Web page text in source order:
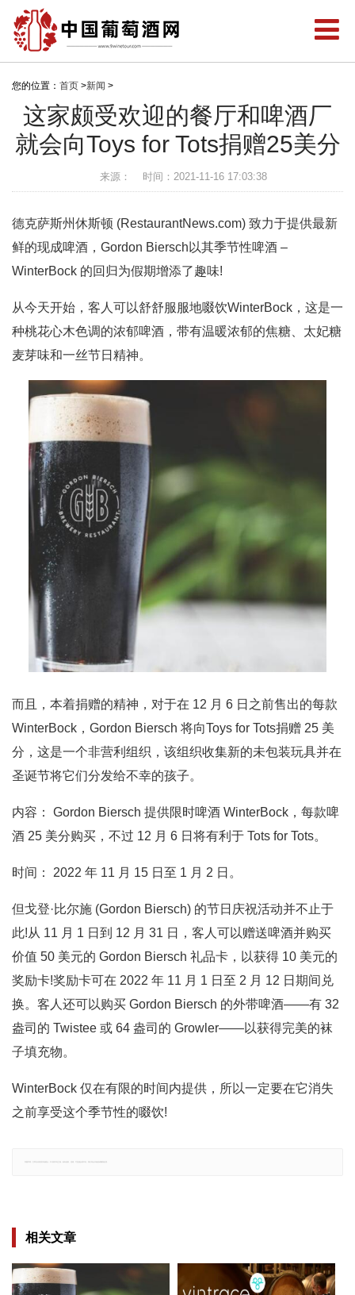
您的位置： 首页 >新闻 >
这家颇受欢迎的餐厅和啤酒厂
就会向Toys for Tots捐赠25美分
来源： 时间：2021-11-16 17:03:38
德克萨斯州休斯顿 (RestaurantNews.com) 致力于提供最新
鲜的现成啤酒，Gordon Biersch以其季节性啤酒 –
WinterBock 的回归为假期增添了趣味!
从今天开始，客人可以舒舒服服地啜饮WinterBock，这是一
种桃花心木色调的浓郁啤酒，带有温暖浓郁的焦糖、太妃糖
麦芽味和一丝节日精神。
而且，本着捐赠的精神，对于在 12 月 6 日之前售出的每款
WinterBock，Gordon Biersch 将向Toys for Tots捐赠 25 美
分，这是一个非营利组织，该组织收集新的未包装玩具并在
圣诞节将它们分发给不幸的孩子。
内容： Gordon Biersch 提供限时啤酒 WinterBock，每款啤
酒 25 美分购买，不过 12 月 6 日将有利于 Tots for Tots。
时间： 2022 年 11 月 15 日至 1 月 2 日。
但戈登·比尔施 (Gordon Biersch) 的节日庆祝活动并不止于
此!从 11 月 1 日到 12 月 31 日，客人可以赠送啤酒并购买
价值 50 美元的 Gordon Biersch 礼品卡，以获得 10 美元的
奖励卡!奖励卡可在 2022 年 11 月 1 日至 2 月 12 日期间兑
换。客人还可以购买 Gordon Biersch 的外带啤酒——有 32
盎司的 Twistee 或 64 盎司的 Growler——以获得完美的袜
子填充物。
WinterBock 仅在有限的时间内提供，所以一定要在它消失
之前享受这个季节性的啜饮!
郑重声明：文章仅代表原作者观点，不代表本站立场；如有侵权、违规，可直接反馈本站，我们将会作修改或删除处理。
相关文章